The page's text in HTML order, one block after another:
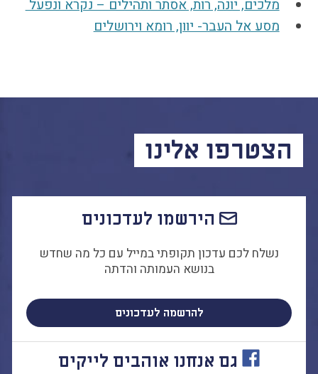
מלכים, יונה, רות, אסתר ותהילים – נקרא ‏ונפעל ‏
מסע אל העבר- יוון, רומא וירושלים
הצטרפו אלינו
הירשמו לעדכונים
נשלח לכם עדכון תקופתי במייל עם כל מה שחדש
בנושא העמותה והדתה
להרשמה לעדכונים
גם אנחנו אוהבים לייקים